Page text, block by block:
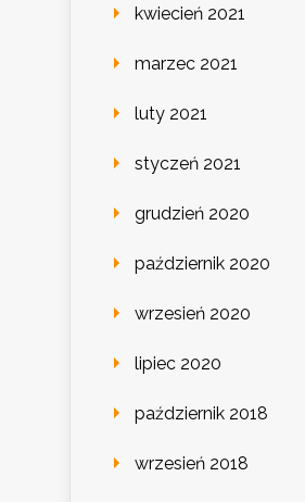
kwiecień 2021
marzec 2021
luty 2021
styczeń 2021
grudzień 2020
październik 2020
wrzesień 2020
lipiec 2020
październik 2018
wrzesień 2018